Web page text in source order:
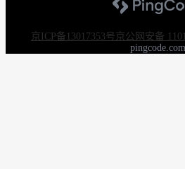
京ICP备13017353号京公网安备
pingcode.com